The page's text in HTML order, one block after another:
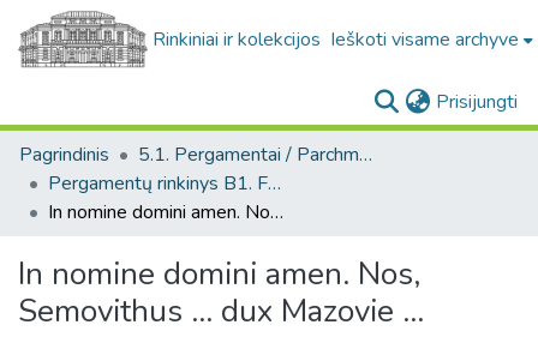
Rinkiniai ir kolekcijos Ieškoti visame archyve
Prisijungti
Pagrindinis
5.1. Pergamentai / Parchments
Pergamentų rinkinys B1. F1 / Parchment collection B1. F1
In nomine domini amen. Nos, Semovithus ... dux Mazovie ...
In nomine domini amen. Nos,
Semovithus ... dux Mazovie ...